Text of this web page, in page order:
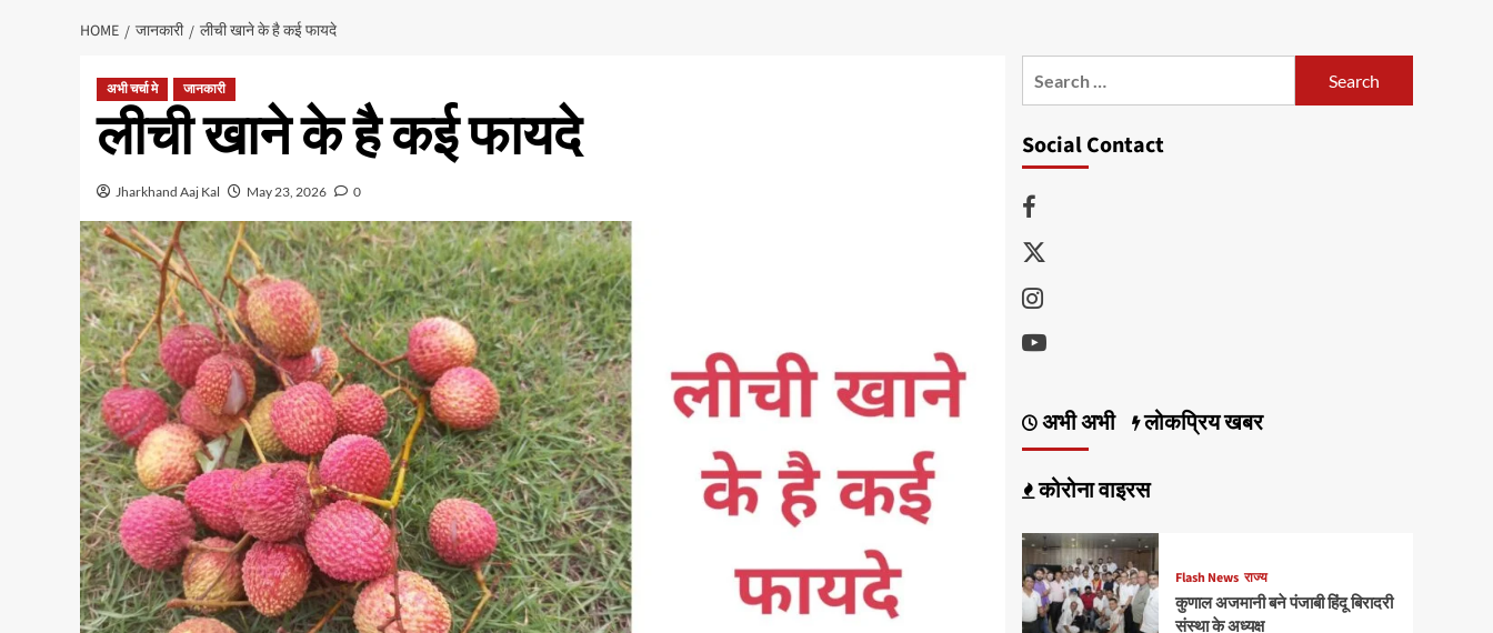
HOME जानकारी लीची खाने के है कई फायदे
अभी चर्चा मे जानकारी
लीची खाने के है कई फायदे
Jharkhand Aaj Kal May 23, 2026 0
Social Contact
Facebook
Twitter
Instagram
Youtube
अभी अभी लोकप्रिय खबर
कोरोना वाइरस
Flash News राज्य
कुणाल अजमानी बने पंजाबी हिंदू बिरादरी
संस्था के अध्यक्ष